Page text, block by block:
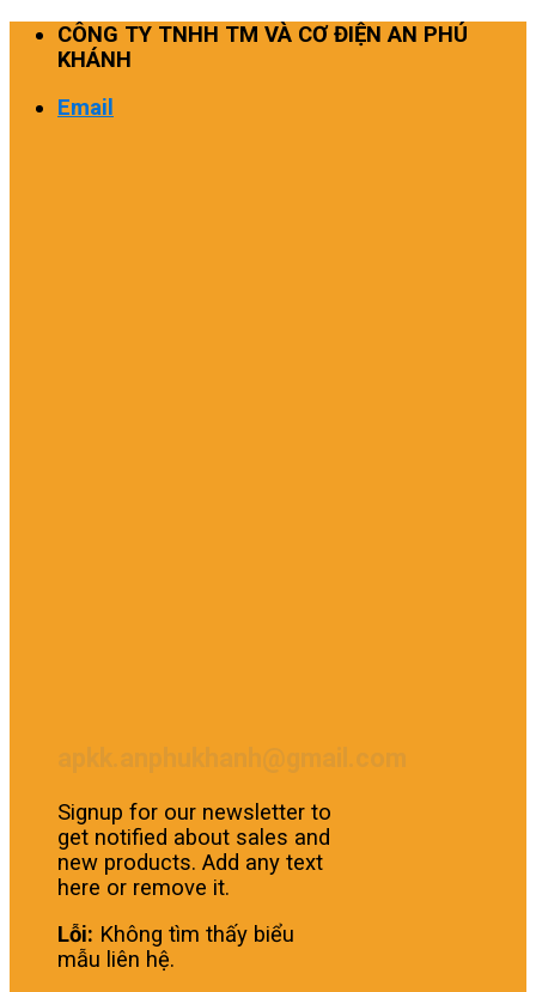
Skip
CÔNG TY TNHH TM VÀ CƠ ĐIỆN AN PHÚ
KHÁNH
Email
Signup for our newsletter to
get notified about sales and
new products. Add any text
here or remove it.
Lỗi: Không tìm thấy biểu
mẫu liên hệ.